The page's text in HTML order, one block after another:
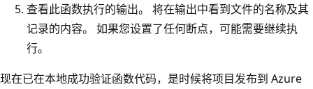
查看此函数执行的输出。 将在输出中看到文件的名称及其
记录的内容。 如果您设置了任何断点，可能需要继续执
行。
现在已在本地成功验证函数代码，是时候将项目发布到 Azure